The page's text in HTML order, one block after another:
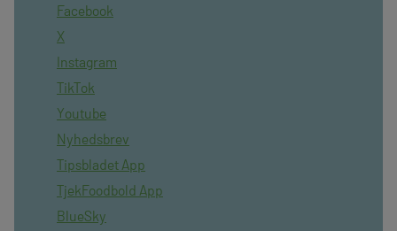
Facebook
X
Instagram
TikTok
Youtube
Nyhedsbrev
Tipsbladet App
TjekFoodbold App
BlueSky